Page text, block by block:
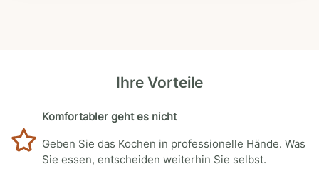
Ihre Vorteile
Komfortabler geht es nicht
Geben Sie das Kochen in professionelle Hände. Was
Sie essen, entscheiden weiterhin Sie selbst.